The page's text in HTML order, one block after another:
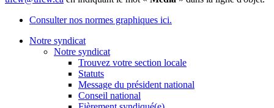
Consulter nos normes graphiques ici.
Notre syndicat
Notre syndicat
Trouvez votre section locale
Statuts
Message du président national
Conseil national